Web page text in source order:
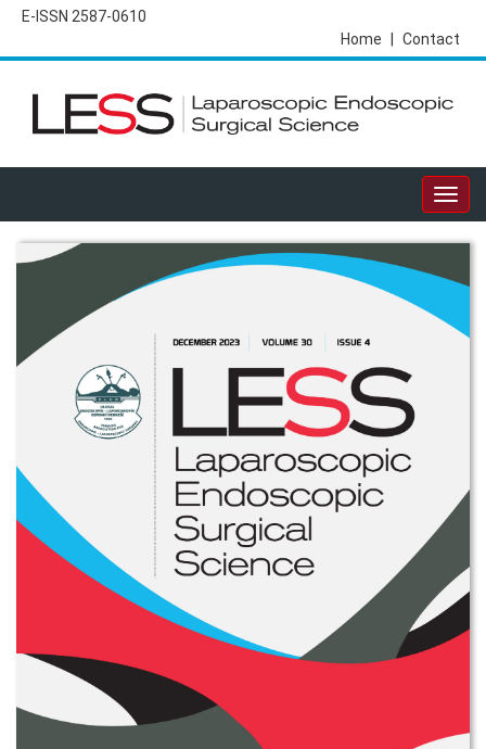
E-ISSN 2587-0610
Contact
Home